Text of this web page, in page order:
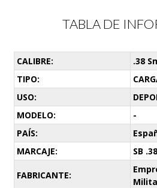
TABLA DE
CALIBRE:
.38
TIPO:
USO:
MODELO:
-
PAÍS:
MARCAJE:
SB .38
FABRICANTE: